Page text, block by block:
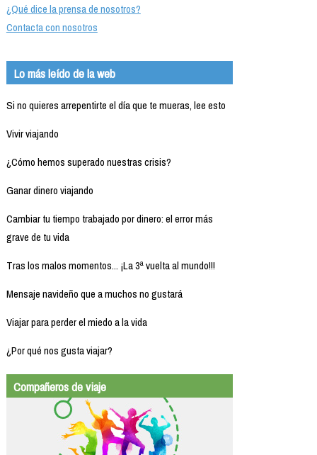
¿Qué dice la prensa de nosotros?
Contacta con nosotros
Lo más leído de la web
Si no quieres arrepentirte el día que te mueras, lee esto
Vivir viajando
¿Cómo hemos superado nuestras crisis?
Ganar dinero viajando
Cambiar tu tiempo trabajado por dinero: el error más
grave de tu vida
Tras los malos momentos... ¡La 3ª vuelta al mundo!!!
Mensaje navideño que a muchos no gustará
Viajar para perder el miedo a la vida
¿Por qué nos gusta viajar?
Compañeros de viaje